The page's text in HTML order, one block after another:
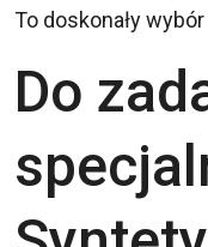
To doskonały
Do